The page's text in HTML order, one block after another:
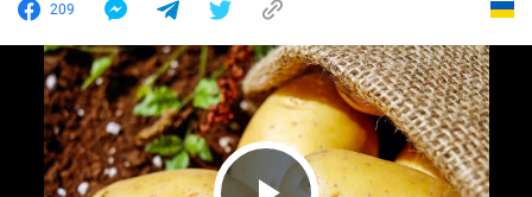
209